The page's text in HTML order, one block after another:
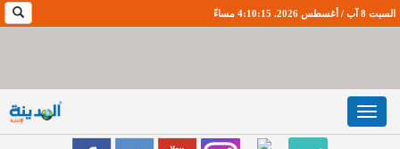
السبت 8 آب / أغسطس 2026. 4:10:16 مساءً
Toggle
navigation